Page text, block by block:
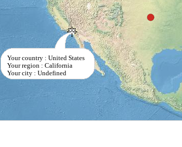
Your country : United States
Your region : California
Your city : Undefined